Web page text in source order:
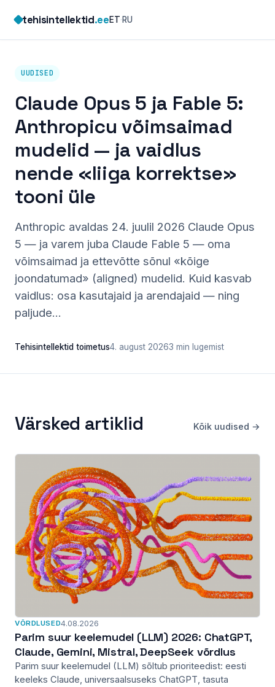
content
tehisintellektid.eeET·RU
UUDISED
Claude Opus 5 ja Fable 5:
Anthropicu võimsaimad
mudelid — ja vaidlus
nende «liiga korrektse»
tooni üle
Anthropic avaldas 24. juulil 2026 Claude Opus
5 — ja varem juba Claude Fable 5 — oma
võimsaimad ja ettevõtte sõnul «kõige
joondatumad» (aligned) mudelid. Kuid kasvab
vaidlus: osa kasutajaid ja arendajaid — ning
paljude...
Tehisintellektid toimetus4. august 20263 min lugemist
Värsked artiklid Kõik uudised →
VÕRDLUSED4.08.2026
Parim suur keelemudel (LLM) 2026: ChatGPT,
Claude, Gemini, Mistral, DeepSeek võrdlus
Parim suur keelemudel (LLM) sõltub prioriteedist: eesti
keeleks Claude, universaalsuseks ChatGPT, tasuta